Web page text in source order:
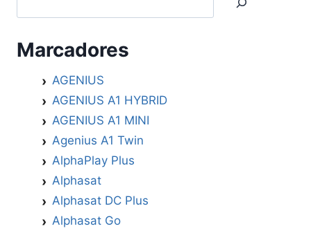
Marcadores
AGENIUS
AGENIUS A1 HYBRID
AGENIUS A1 MINI
Agenius A1 Twin
AlphaPlay Plus
Alphasat
Alphasat DC Plus
Alphasat Go